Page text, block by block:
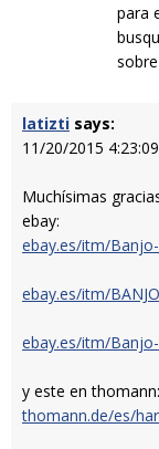
para
latizti says:
11/20/2015
Muchísimas
ebay:
ebay.es/itm/
ebay.es/itm/
ebay.es/itm/
y este en thomann:
thomann.de/es/